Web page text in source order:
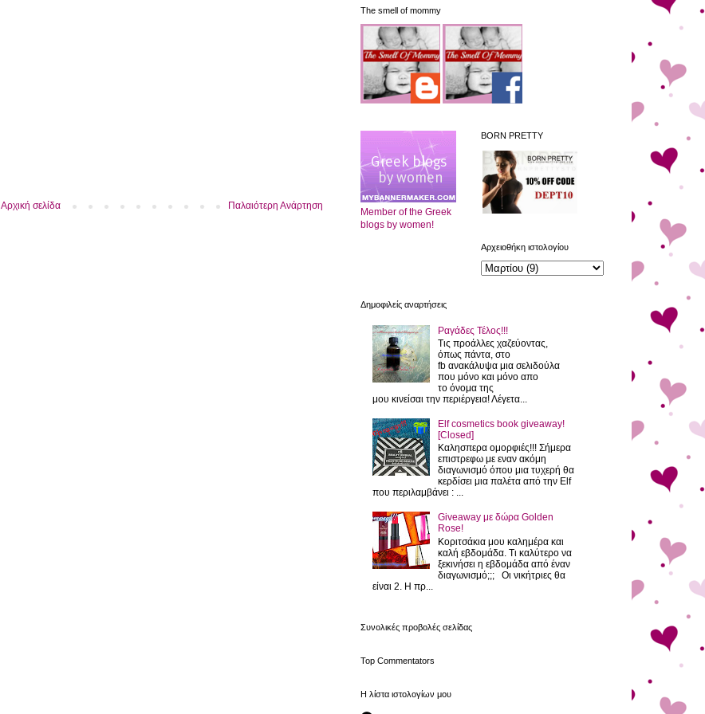
Παλαιότερη Ανάρτηση
Αρχική σελίδα
The smell of mommy
Member of the Greek
blogs by women!
BORN PRETTY
Αρχειοθήκη ιστολογίου
Δημοφιλείς αναρτήσεις
Ραγάδες Τέλος!!!
Τις προάλλες χαζεύοντας,
όπως πάντα, στο
fb ανακάλυψα μια σελιδούλα
που μόνο και μόνο απο
το όνομα της
μου κινείσαι την περιέργεια! Λέγετα...
Elf cosmetics book giveaway!
[Closed]
Καλησπερα ομορφιές!!! Σήμερα
επιστρεφω με εναν ακόμη
διαγωνισμό όπου μια τυχερή θα
κερδίσει μια παλέτα από την Elf
που περιλαμβάνει : ...
Giveaway με δώρα Golden
Rose!
Κοριτσάκια μου καλημέρα και
καλή εβδομάδα. Τι καλύτερο να
ξεκινήσει η εβδομάδα από έναν
διαγωνισμό;;; Οι νικήτριες θα
είναι 2. Η πρ...
Συνολικές προβολές σελίδας
Top Commentators
Η λίστα ιστολογίων μου